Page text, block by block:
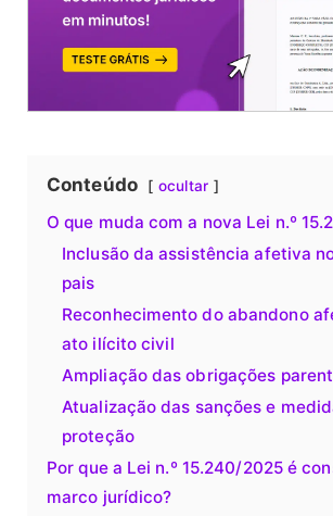
Conteúdo ocultar
O que muda com a nova Lei n.º
Inclusão da assistência afetiva
pais
Reconhecimento do abandono
ato ilícito civil
Ampliação das obrigações
Atualização das sanções e
proteção
Por que a Lei n.º 15.240/2025 é
marco jurídico?